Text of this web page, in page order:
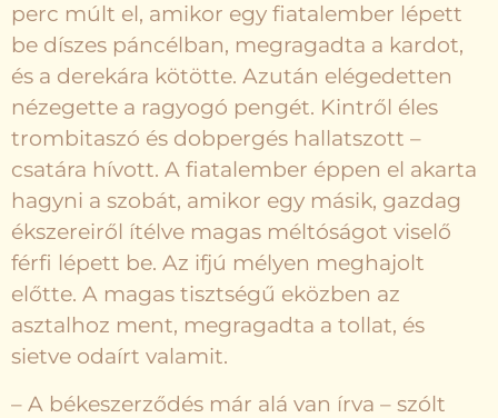
perc múlt el, amikor egy fiatalember lépett
be díszes páncélban, megragadta a kardot,
és a derekára kötötte. Azután elégedetten
nézegette a ragyogó pengét. Kintről éles
trombitaszó és dobpergés hallatszott –
csatára hívott. A fiatalember éppen el akarta
hagyni a szobát, amikor egy másik, gazdag
ékszereiről ítélve magas méltóságot viselő
férfi lépett be. Az ifjú mélyen meghajolt
előtte. A magas tisztségű eközben az
asztalhoz ment, megragadta a tollat, és
sietve odaírt valamit.
– A békeszerződés már alá van írva – szólt